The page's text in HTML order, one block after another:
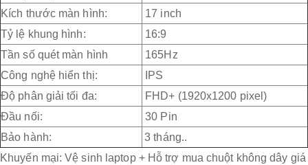
Kích thước màn hình:
17 inch
Tỷ lệ khung hình:
16:9
Tần số quét màn hình
165Hz
Công nghệ hiển thị:
IPS
Độ phân giải tối đa:
FHD+ (1920x1200 pixel)
Đầu nối:
30 Pin
Bảo hành:
3 tháng..
Khuyến mại: Vệ sinh laptop + Hỗ trợ mua chuột không dây giá